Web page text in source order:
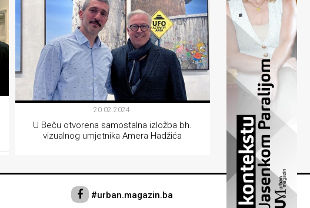
20.02.2024.
U Beču otvorena samostalna izložba bh.
vizualnog umjetnika Amera Hadžića
#urban.magazin.ba